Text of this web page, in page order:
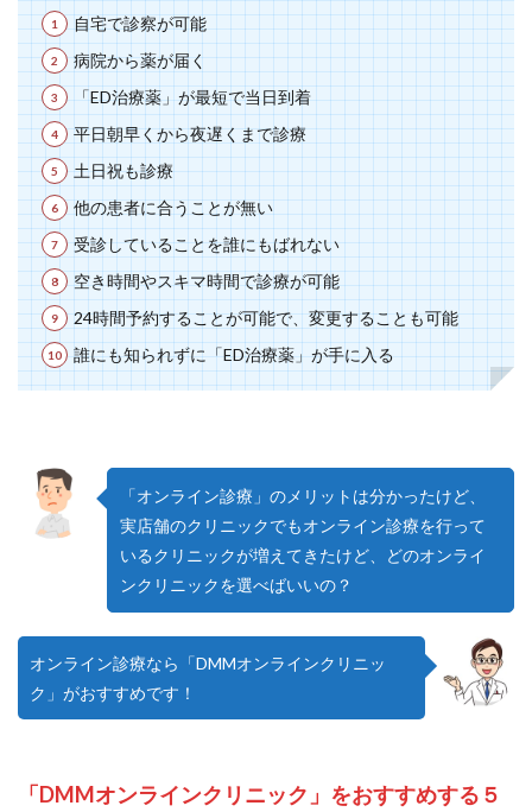
自宅で診察が可能
病院から薬が届く
「ED治療薬」が最短で当日到着
平日朝早くから夜遅くまで診療
土日祝も診療
他の患者に合うことが無い
受診していることを誰にもばれない
空き時間やスキマ時間で診療が可能
24時間予約することが可能で、変更することも可能
誰にも知られずに「ED治療薬」が手に入る
「オンライン診療」のメリットは分かったけど、
実店舗のクリニックでもオンライン診療を行って
いるクリニックが増えてきたけど、どのオンライ
ンクリニックを選べばいいの？
オンライン診療なら「DMMオンラインクリニッ
ク」がおすすめです！
「DMMオンラインクリニック」をおすすめする５